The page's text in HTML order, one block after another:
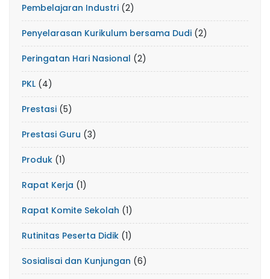
Pembelajaran Industri (2)
Penyelarasan Kurikulum bersama Dudi (2)
Peringatan Hari Nasional (2)
PKL (4)
Prestasi (5)
Prestasi Guru (3)
Produk (1)
Rapat Kerja (1)
Rapat Komite Sekolah (1)
Rutinitas Peserta Didik (1)
Sosialisai dan Kunjungan (6)